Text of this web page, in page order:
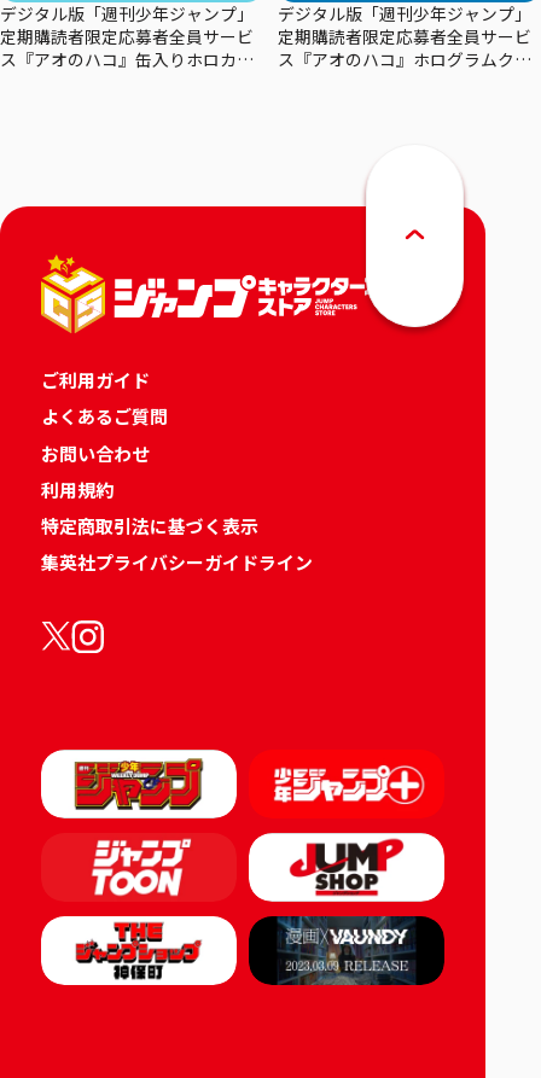
デジタル版「週刊少年ジャンプ」
定期購読者限定応募者全員サービ
ス『アオのハコ』缶入りホロカー
デジタル版「週刊少年ジャンプ」
定期購読者限定応募者全員サービ
ス『アオのハコ』ホログラムクリ
ご利用ガイド
よくあるご質問
お問い合わせ
利用規約
特定商取引法に基づく表示
集英社プライバシーガイドライン